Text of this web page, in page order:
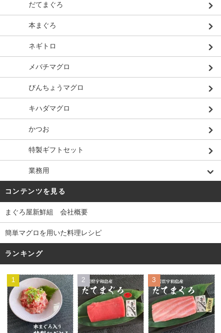
だてまぐろ
本まぐろ
ネギトロ
メバチマグロ
びんちょうマグロ
キハダマグロ
かつお
特製ギフトセット
業務用
コンテンツを見る
まぐろ屋新鮮組 会社概要
簡単マグロを用いた料理レシピ
ランキング
1 2 3